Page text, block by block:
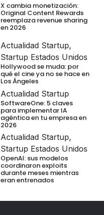
X cambia monetización:
Original Content Rewards
reemplaza revenue sharing
en 2026
Actualidad Startup,
Startup Estados Unidos
Hollywood se muda: por
qué el cine ya no se hace en
Los Ángeles
Actualidad Startup
SoftwareOne: 5 claves
para implementar IA
agéntica en tu empresa en
2026
Actualidad Startup,
Startup Estados Unidos
OpenAI: sus modelos
coordinaron exploits
durante meses mientras
eran entrenados